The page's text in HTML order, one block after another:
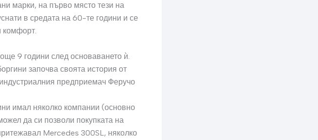
марки, на първо място тези на
в средата на 60-те години и се
комфорт.
9 години след основаването ѝ.
започва своята история от
предприемач Феручо
имал няколко компании (основно
да си позволи покупката на
Mercedes 300SL, няколко